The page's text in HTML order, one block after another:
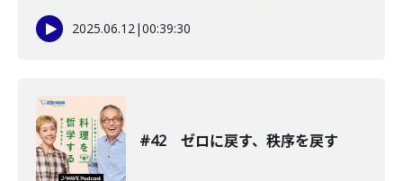
2025.06.12|00:39:30
#42 ゼロに戻す、秩序を戻す